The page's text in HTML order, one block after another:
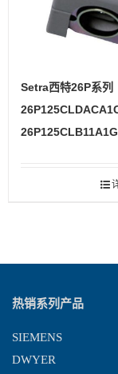
Setra西特26P系列
26P125CLB11A1G
热销系列产品
SIEMENS
DWYER